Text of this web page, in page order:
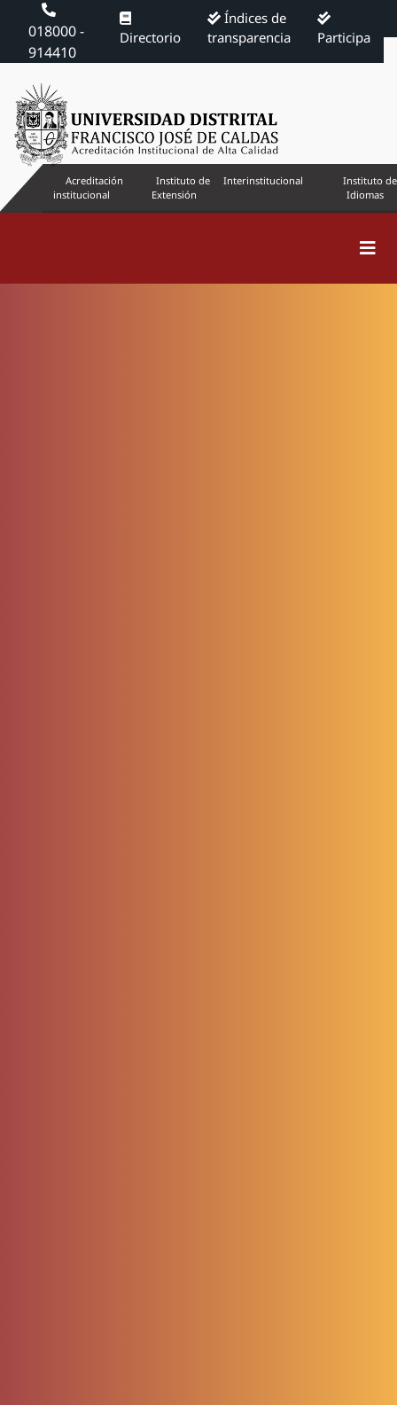
018000 -
914410
Directorio
Índices de
transparencia
Participa
Acreditación
institucional
Instituto de
Extensión
Interinstitucional
Instituto de
Idiomas